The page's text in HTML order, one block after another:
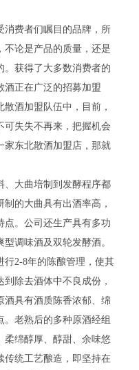
费者们瞩目的品牌，所
不论是产品的质量，还是
。获得了大多数消费者的
酒正在广泛的招募加盟
酒加盟队伍中，目前，
可失失不再来，把握机会
家东北散酒加盟店，那就
大曲培制到发酵程序都
的大曲具有出酒率高，
点。公司还生产具有多功
调味酒及双轮发酵酒。
行2-8年的陈酿管理，使其
除去酒体中不良成份，
酒具有酒质陈香浓郁、绵
老熟后的多种原酒经组
柔绵醇厚、醇甜、余味悠
传统工艺酿造，即坚持在